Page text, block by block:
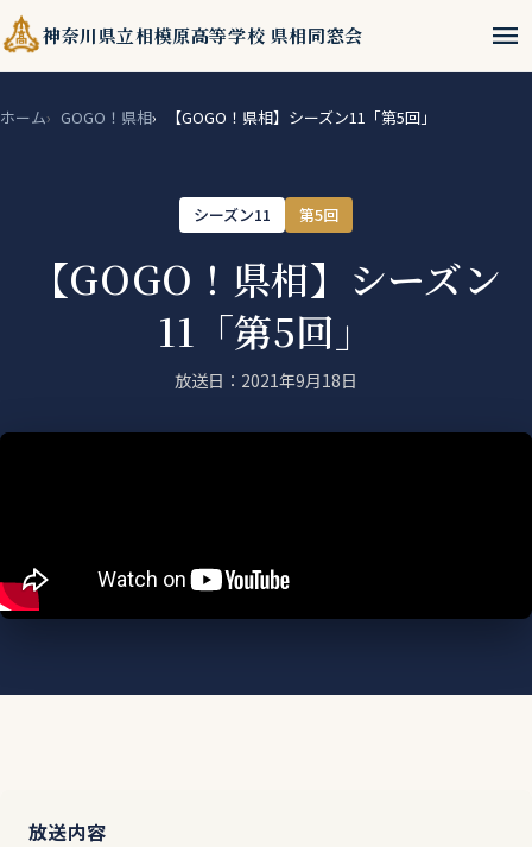
神奈川県立相模原高等学校 県相同窓会 menu
ホーム GOGO！県相 【GOGO！県相】シーズン11「第5回」
シーズン11 第5回
【GOGO！県相】シーズン
11「第5回」
放送日：2021年9月18日
放送内容